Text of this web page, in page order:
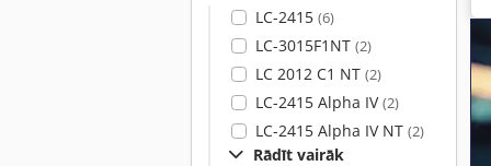
LC-2415 (6)
LC-3015F1NT (2)
LC 2012 C1 NT (2)
LC-2415 Alpha IV(2)
LC-2415 Alpha IV NT (2)
Rādīt vairāk